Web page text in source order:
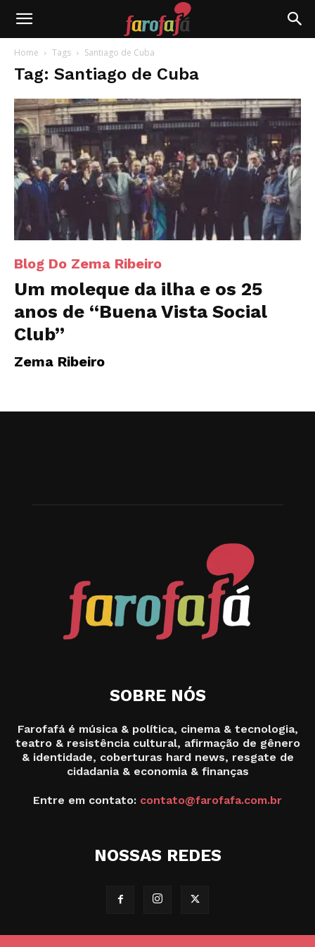
Farofafá
Home Tags Santiago de Cuba
Tag: Santiago de Cuba
Blog Do Zema Ribeiro
Um moleque da ilha e os 25
anos de “Buena Vista Social
Club”
Zema Ribeiro
SOBRE NÓS
Farofafá é música & política, cinema & tecnologia,
teatro & resistência cultural, afirmação de gênero
& identidade, coberturas hard news, resgate de
cidadania & economia & finanças
Entre em contato: contato@farofafa.com.br
NOSSAS REDES